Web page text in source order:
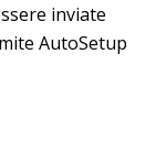
inviate
AutoSetup